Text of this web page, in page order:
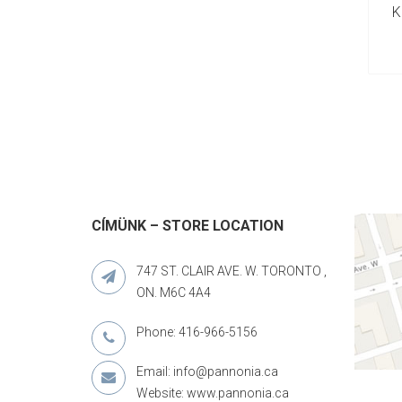
CÍMÜNK – STORE LOCATION
747 ST. CLAIR AVE. W. TORONTO ,
ON. M6C 4A4
Phone: 416-966-5156
Email: info@pannonia.ca
Website: www.pannonia.ca